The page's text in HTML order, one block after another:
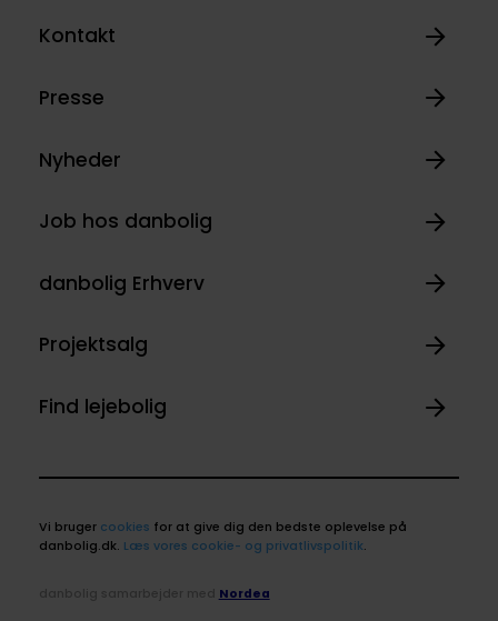
Kontakt
Presse
Nyheder
Job hos danbolig
danbolig Erhverv
Projektsalg
Find lejebolig
Vi bruger cookies for at give dig den bedste oplevelse på
danbolig.dk. Læs vores cookie- og privatlivspolitik.
Nordea